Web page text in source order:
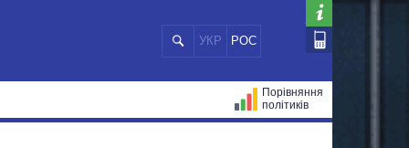
УКР РОС
Порівняння
політиків